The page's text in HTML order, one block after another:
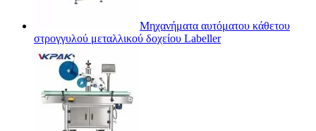
Μηχανήματα αυτόματου κάθετου
στρογγυλού μεταλλικού δοχείου Labeller